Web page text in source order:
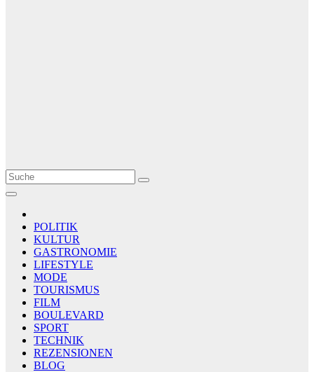
Le Matin
AGENCE DE PRESSE
POLITIK
KULTUR
GASTRONOMIE
LIFESTYLE
MODE
TOURISMUS
FILM
BOULEVARD
SPORT
TECHNIK
REZENSIONEN
BLOG